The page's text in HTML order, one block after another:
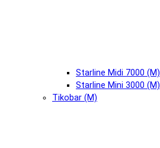
Starline Midi 7000 (М)
Starline Mini 3000 (М)
Tikobar (М)